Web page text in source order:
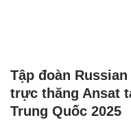
Tập đoàn
trực thăng Ansat
Trung Quốc 2025